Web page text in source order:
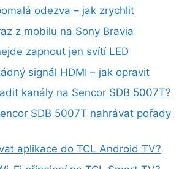
odezva – jak zrychlit
z mobilu na Sony Bravia
zapnout jen svítí LED
signál HDMI – jak opravit
kanály na Sencor SDB 5007T?
SDB 5007T nahrávat pořady
aplikace do TCL Android TV?